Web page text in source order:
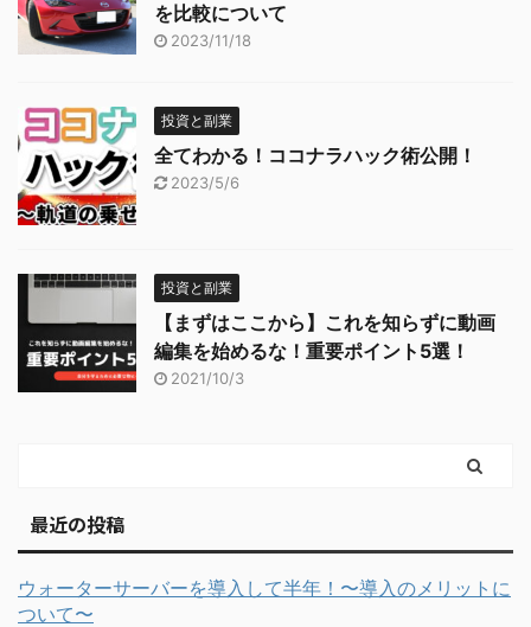
を比較について
2023/11/18
投資と副業
全てわかる！ココナラハック術公開！
2023/5/6
投資と副業
【まずはここから】これを知らずに動画
編集を始めるな！重要ポイント5選！
2021/10/3
最近の投稿
ウォーターサーバーを導入して半年！〜導入のメリットに
ついて〜